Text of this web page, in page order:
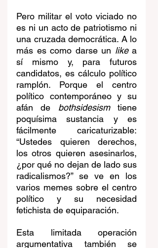
Pero militar el voto viciado no
es ni un acto de patriotismo ni
una cruzada democrática. A lo
más es como darse un like a
sí mismo y, para futuros
candidatos, es cálculo político
ramplón. Porque el centro
político contemporáneo y su
afán de bothsidesism tiene
poquísima sustancia y es
fácilmente caricaturizable:
“Ustedes quieren derechos,
los otros quieren asesinarlos,
¿por qué no dejan de lado sus
radicalismos?” se ve en los
varios memes sobre el centro
político y su necesidad
fetichista de equiparación.
Esta limitada operación
argumentativa también se